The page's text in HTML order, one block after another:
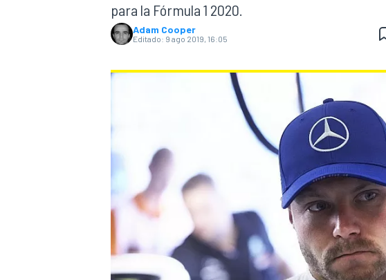
INDYCAR
WEC FÓRMULA E
para la Fórmula 1 2020.
Adam Cooper
Editado: 9 ago 2019, 16:05